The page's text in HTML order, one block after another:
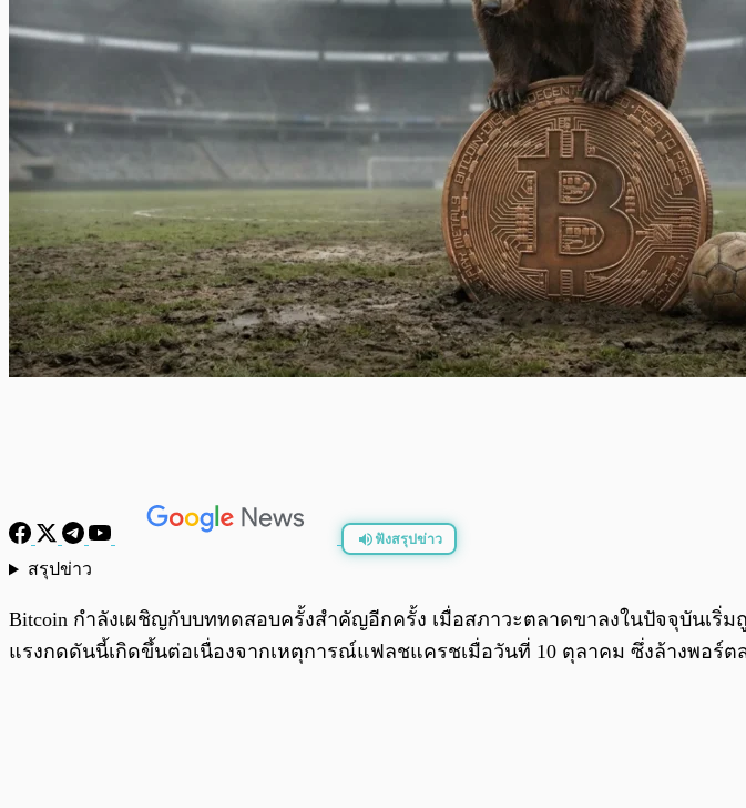
ฟังสรุปข่าว
สรุปข่าว
Bitcoin กำลังเผชิญกับบททดสอบครั้งสำคัญอีกครั้ง เมื่อสภาวะตลาดขาลงในปัจจุบันเริ่
แรงกดดันนี้เกิดขึ้นต่อเนื่องจากเหตุการณ์แฟลชแครชเมื่อวันที่ 10 ตุลาคม ซึ่งล้างพอร์ต